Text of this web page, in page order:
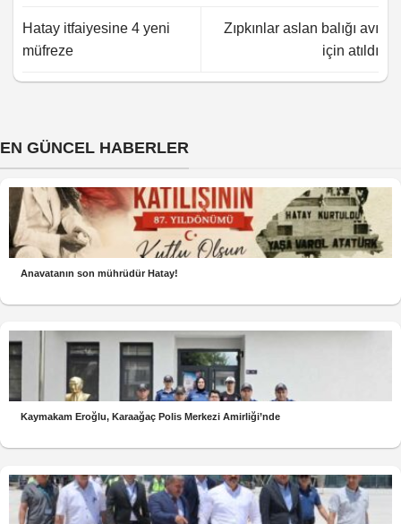
Hatay itfaiyesine 4 yeni
müfreze
Zıpkınlar aslan balığı avı
için atıldı
EN GÜNCEL HABERLER
Anavatanın son mührüdür Hatay!
Kaymakam Eroğlu, Karaağaç Polis Merkezi Amirliği’nde